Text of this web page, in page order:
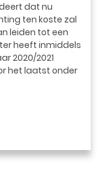
dat nu
ten koste zal
leiden tot een
heeft inmiddels
2020/2021
het laatst onder